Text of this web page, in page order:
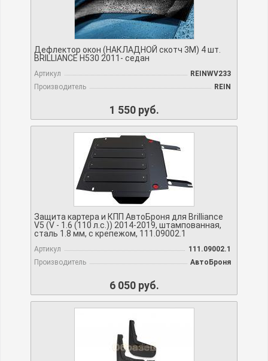
Дефлектор окон (НАКЛАДНОЙ скотч 3М) 4 шт.
BRILLIANCE H530 2011- седан
Артикул
REINWV233
Производитель
REIN
1 550 руб.
Защита картера и КПП АвтоБроня для Brilliance
V5 (V - 1.6 (110 л.с.)) 2014-2019, штампованная,
сталь 1.8 мм, с крепежом, 111.09002.1
Артикул
111.09002.1
Производитель
АвтоБроня
6 050 руб.